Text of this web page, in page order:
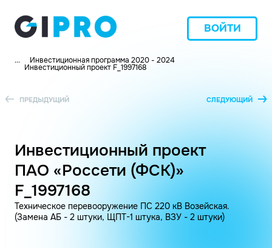
ВОЙТИ
... Инвестиционная программа 2020 - 2024
Инвестиционный проект F_1997168
ПРЕДЫДУЩИЙ СЛЕДУЮЩИЙ
Инвестиционный проект
ПАО «Россети (ФСК)»
F_1997168
Техническое перевооружение ПС 220 кВ Возейская.
(Замена АБ - 2 штуки, ЩПТ-1 штука, ВЗУ - 2 штуки)